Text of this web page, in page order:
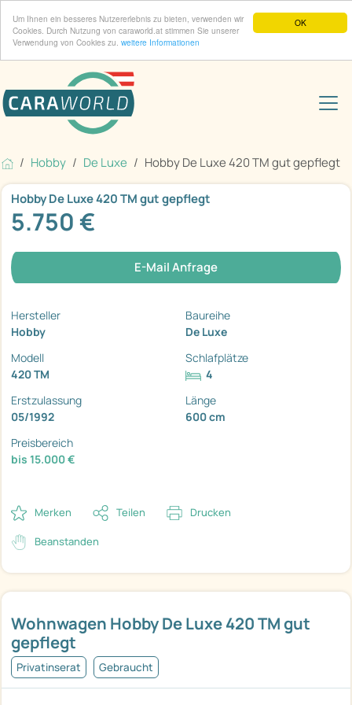
OK
Um Ihnen ein besseres Nutzererlebnis zu bieten, verwenden wir
Cookies. Durch Nutzung von caraworld.at stimmen Sie unserer
Verwendung von Cookies zu. weitere Informationen
Hobby De Luxe Hobby De Luxe 420 TM gut gepflegt
Wohnwagen Hobby De Luxe 420 TM gut
gepflegt
Privatinserat Gebraucht
Hobby De Luxe 420 TM gut gepflegt
5.750 €
E-Mail Anfrage
Hersteller
Hobby
Baureihe
De Luxe
Modell
420 TM
Schlafplätze
4
Erstzulassung
05/1992
Länge
600 cm
Preisbereich
bis 15.000 €
Merken Teilen Drucken
Beanstanden